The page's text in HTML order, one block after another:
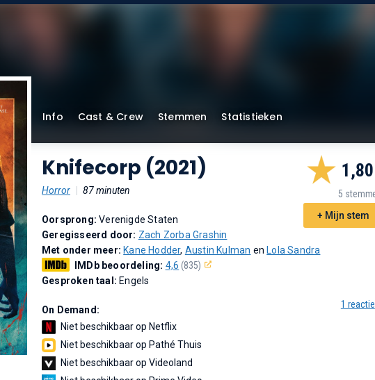
Info Cast & Crew Stemmen Statistieken
Knifecorp (2021)
Horror 87 minuten
1,80
5
+ Mijn stem
1 reactie
Oorsprong:Verenigde Staten
Geregisseerd door: Zach Zorba Grashin
Met onder meer: Kane Hodder, Austin Kulman en Lola Sandra
IMDb beoordeling: 4,6 (835)
Gesproken taal: Engels
On Demand:
Niet beschikbaar op Netflix
Niet beschikbaar op Pathé Thuis
Niet beschikbaar op Videoland